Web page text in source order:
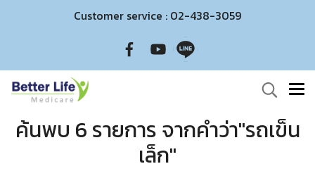
Customer service : 02-438-3059
ค้นพบ 6 รายการ จากคำว่า"รถเข็น
เล็ก"